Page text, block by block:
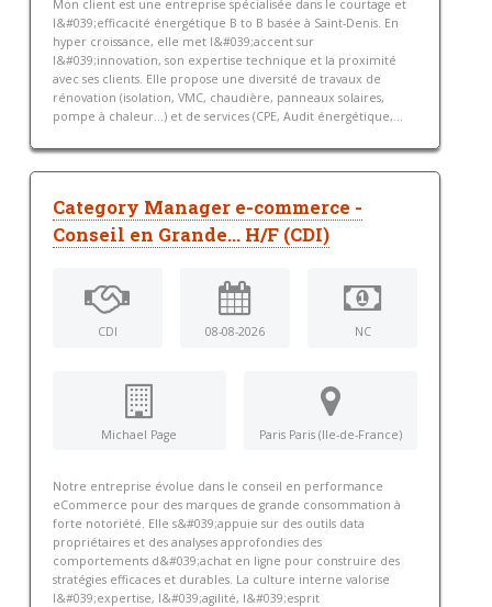
Mon client est une entreprise spécialisée dans le courtage et
l&#039;efficacité énergétique B to B basée à Saint-Denis. En
hyper croissance, elle met l&#039;accent sur
l&#039;innovation, son expertise technique et la proximité
avec ses clients. Elle propose une diversité de travaux de
rénovation (isolation, VMC, chaudière, panneaux solaires,
pompe à chaleur…) et de services (CPE, Audit énergétique,...
Category Manager e-commerce -
Conseil en Grande... H/F (CDI)
CDI 08-08-2026 NC
Michael Page Paris Paris (Ile-de-France)
Notre entreprise évolue dans le conseil en performance
eCommerce pour des marques de grande consommation à
forte notoriété. Elle s&#039;appuie sur des outils data
propriétaires et des analyses approfondies des
comportements d&#039;achat en ligne pour construire des
stratégies efficaces et durables. La culture interne valorise
l&#039;expertise, l&#039;agilité, l&#039;esprit